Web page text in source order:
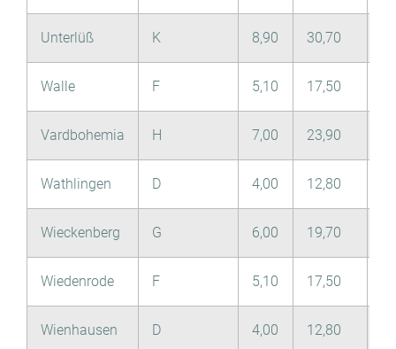
Unterlüß K 8,90 30,70
Walle F 5,10 17,50
Vardbohemia H 7,00 23,90
Wathlingen D 4,00 12,80
Wieckenberg G 6,00 19,70
Wiedenrode F 5,10 17,50
Wienhausen D 4,00 12,80